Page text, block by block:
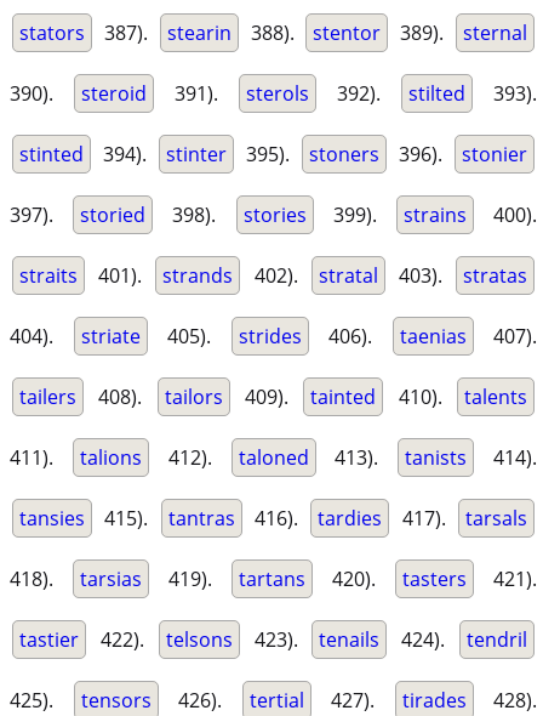
stators 387). stearin 388). stentor 389). sternal
390). steroid 391). sterols 392). stilted 393).
stinted 394). stinter 395). stoners 396). stonier
397). storied 398). stories 399). strains 400).
straits 401). strands 402). stratal 403). stratas
404). striate 405). strides 406). taenias 407).
tailers 408). tailors 409). tainted 410). talents
411). talions 412). taloned 413). tanists 414).
tansies 415). tantras 416). tardies 417). tarsals
418). tarsias 419). tartans 420). tasters 421).
tastier 422). telsons 423). tenails 424). tendril
425). tensors 426). tertial 427). tirades 428).